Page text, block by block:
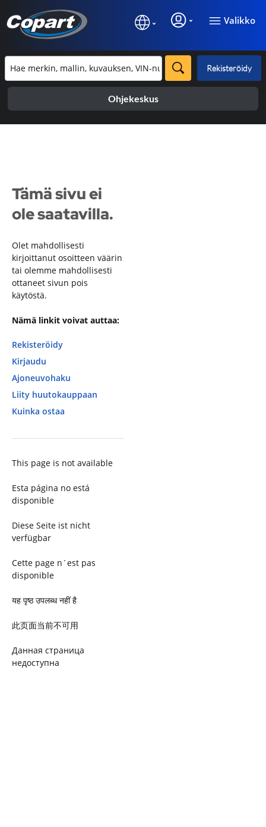
Valikko
Rekisteröidy
Ohjekeskus
Tämä sivu ei
ole saatavilla.
Olet mahdollisesti
kirjoittanut osoitteen väärin
tai olemme mahdollisesti
ottaneet sivun pois
käytöstä.
Nämä linkit voivat auttaa:
Rekisteröidy
Kirjaudu
Ajoneuvohaku
Liity huutokauppaan
Kuinka ostaa
This page is not available
Esta página no está
disponible
Diese Seite ist nicht
verfügbar
Cette page n´est pas
disponible
यह पृष्ठ उपलब्ध नहीं है
此页面当前不可用
Данная страница
недоступна